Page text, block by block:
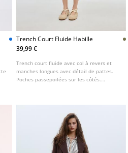
Trench Court Fluide Habille
39,99 €
Trench court fluide avec col à revers et
manches longues avec détail de pattes.
Poches passepoilées sur les côtés.